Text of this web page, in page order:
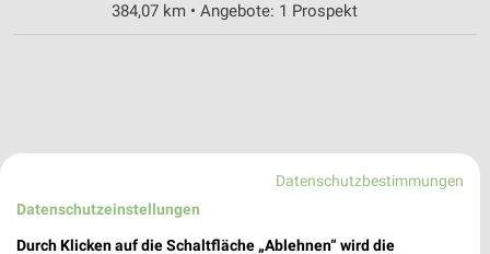
384,07 km • Angebote: 1 Prospekt
Datenschutzbestimmungen
Datenschutzeinstellungen
Durch Klicken auf die Schaltfläche „Ablehnen“ wird die